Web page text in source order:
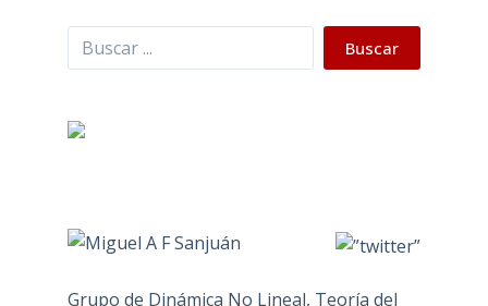
Buscar Buscar
Grupo de Dinámica No Lineal, Teoría del